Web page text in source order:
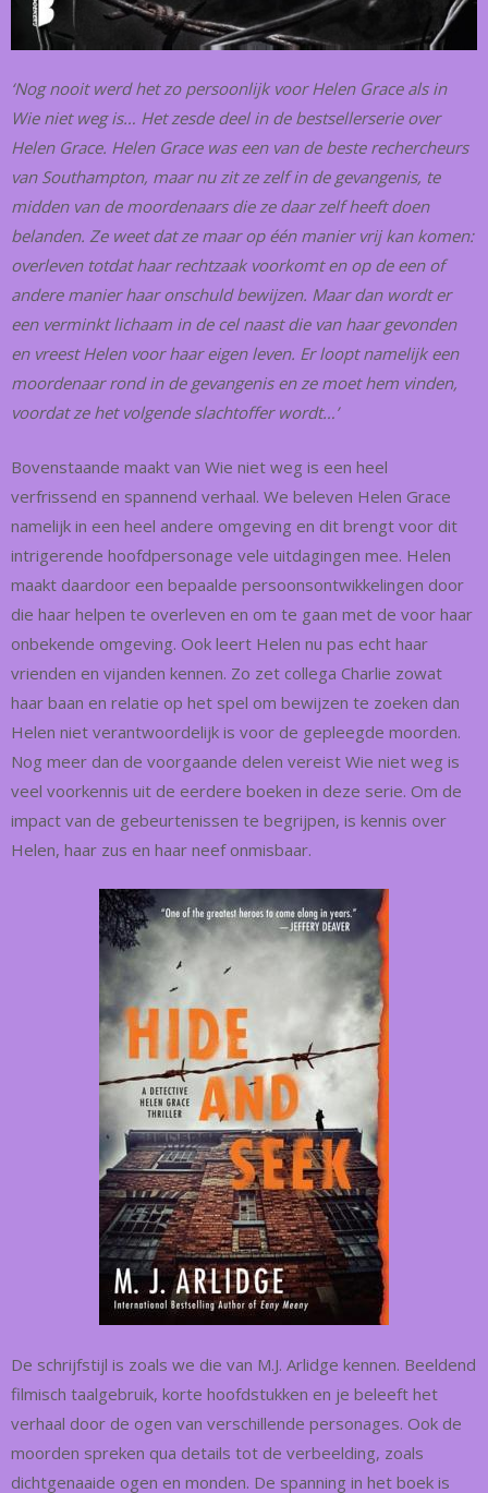
‘Nog nooit werd het zo persoonlijk voor Helen Grace als in
Wie niet weg is… Het zesde deel in de bestsellerserie over
Helen Grace. Helen Grace was een van de beste rechercheurs
van Southampton, maar nu zit ze zelf in de gevangenis, te
midden van de moordenaars die ze daar zelf heeft doen
belanden. Ze weet dat ze maar op één manier vrij kan komen:
overleven totdat haar rechtzaak voorkomt en op de een of
andere manier haar onschuld bewijzen. Maar dan wordt er
een verminkt lichaam in de cel naast die van haar gevonden
en vreest Helen voor haar eigen leven. Er loopt namelijk een
moordenaar rond in de gevangenis en ze moet hem vinden,
voordat ze het volgende slachtoffer wordt…’
Bovenstaande maakt van Wie niet weg is een heel
verfrissend en spannend verhaal. We beleven Helen Grace
namelijk in een heel andere omgeving en dit brengt voor dit
intrigerende hoofdpersonage vele uitdagingen mee. Helen
maakt daardoor een bepaalde persoonsontwikkelingen door
die haar helpen te overleven en om te gaan met de voor haar
onbekende omgeving. Ook leert Helen nu pas echt haar
vrienden en vijanden kennen. Zo zet collega Charlie zowat
haar baan en relatie op het spel om bewijzen te zoeken dan
Helen niet verantwoordelijk is voor de gepleegde moorden.
Nog meer dan de voorgaande delen vereist Wie niet weg is
veel voorkennis uit de eerdere boeken in deze serie. Om de
impact van de gebeurtenissen te begrijpen, is kennis over
Helen, haar zus en haar neef onmisbaar.
De schrijfstijl is zoals we die van M.J. Arlidge kennen. Beeldend
filmisch taalgebruik, korte hoofdstukken en je beleeft het
verhaal door de ogen van verschillende personages. Ook de
moorden spreken qua details tot de verbeelding, zoals
dichtgenaaide ogen en monden. De spanning in het boek is